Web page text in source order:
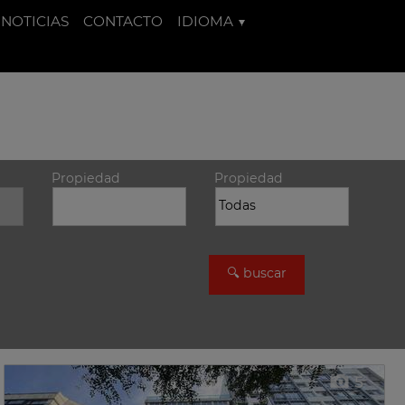
NOTICIAS CONTACTO IDIOMA
Propiedad Propiedad
5